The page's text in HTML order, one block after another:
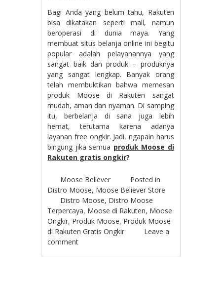
Bagi Anda yang belum tahu, Rakuten
bisa dikatakan seperti mall, namun
beroperasi di dunia maya. Yang
membuat situs belanja online ini begitu
popular adalah pelayanannya yang
sangat baik dan produk – produknya
yang sangat lengkap. Banyak orang
telah membuktikan bahwa memesan
produk Moose di Rakuten sangat
mudah, aman dan nyaman. Di samping
itu, berbelanja di sana juga lebih
hemat, terutama karena adanya
layanan free ongkir. Jadi, ngapain harus
bingung jika semua produk Moose di
Rakuten gratis ongkir?
Moose Believer
Posted in
Distro Moose, Moose Believer Store
Distro Moose, Distro Moose
Terpercaya, Moose di Rakuten, Moose
Ongkir, Produk Moose, Produk Moose
di Rakuten Gratis Ongkir
Leave a
comment